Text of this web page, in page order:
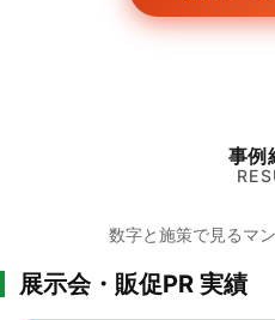
事例
数字と施策で見るマ
展示会・販促PR 実績